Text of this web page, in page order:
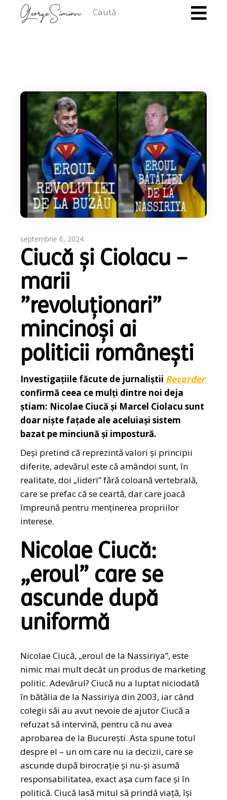
septembrie 6, 2024
Ciucă și Ciolacu –
marii
”revoluționari”
mincinoși ai
politicii românești
Investigațiile făcute de jurnaliștii Recorder
confirmă ceea ce mulți dintre noi deja
știam: Nicolae Ciucă și Marcel Ciolacu sunt
doar niște fațade ale aceluiași sistem
bazat pe minciună și impostură.
Deși pretind că reprezintă valori și principii
diferite, adevărul este că amândoi sunt, în
realitate, doi „lideri” fără coloană vertebrală,
care se prefac că se ceartă, dar care joacă
împreună pentru menținerea propriilor
interese.
Nicolae Ciucă:
„eroul” care se
ascunde după
uniformă
Nicolae Ciucă, „eroul de la Nassiriya”, este
nimic mai mult decât un produs de marketing
politic. Adevărul? Ciucă nu a luptat niciodată
în bătălia de la Nassiriya din 2003, iar când
colegii săi au avut nevoie de ajutor Ciucă a
refuzat să intervină, pentru că nu avea
aprobarea de la București. Asta spune totul
despre el – un om care nu ia decizii, care se
ascunde după birocrație și nu-și asumă
responsabilitatea, exact așa cum face și în
politică. Ciucă lasă mitul să prindă viață, își